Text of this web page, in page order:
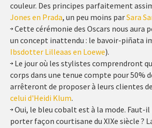
couleur. Des principes parfaitement
Jones en Prada, un peu moins parSara
Cette cérémonie des Oscars nous aura
un concept inattendu : le bavoir-piñata
Ibsdotter Lilleaas en Loewe).
Le jour où les stylistes comprendront
corps dans une tenue compte pour 50%
arrêteront de proposer à leurs clientes
celui d'Heidi Klum.
Oui, le bleu cobalt est à la mode. Faut-
porter façon courtisane du XIXe siècle ?